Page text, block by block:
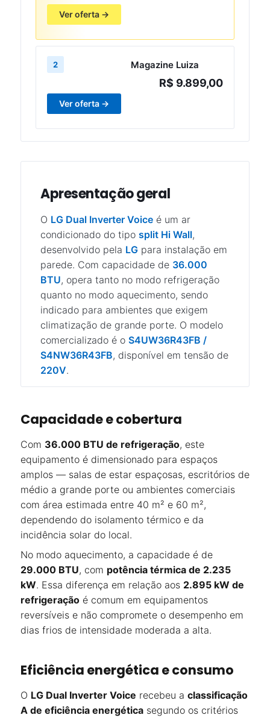
Ver oferta →
2 Magazine Luiza
R$ 9.899,00
Ver oferta →
Apresentação geral
O LG Dual Inverter Voice é um ar
condicionado do tipo split Hi Wall,
desenvolvido pela LG para instalação em
parede. Com capacidade de 36.000
BTU, opera tanto no modo refrigeração
quanto no modo aquecimento, sendo
indicado para ambientes que exigem
climatização de grande porte. O modelo
comercializado é o S4UW36R43FB /
S4NW36R43FB, disponível em tensão de
220V.
Capacidade e cobertura
Com 36.000 BTU de refrigeração, este
equipamento é dimensionado para espaços
amplos — salas de estar espaçosas, escritórios de
médio a grande porte ou ambientes comerciais
com área estimada entre 40 m² e 60 m²,
dependendo do isolamento térmico e da
incidência solar do local.
No modo aquecimento, a capacidade é de
29.000 BTU, com potência térmica de 2.235
kW. Essa diferença em relação aos 2.895 kW de
refrigeração é comum em equipamentos
reversíveis e não compromete o desempenho em
dias frios de intensidade moderada a alta.
Eficiência energética e consumo
O LG Dual Inverter Voice recebeu a classificação
A de eficiência energética segundo os critérios